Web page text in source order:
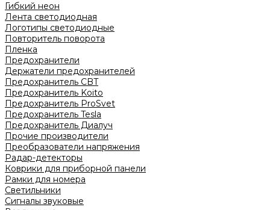
Гибкий неон
Лента светодиодная
Логотипы светодиодные
Повторитель поворота
Пленка
Предохранители
Держатели предохранителей
Предохранитель CBT
Предохранитель Koito
Предохранитель ProSvet
Предохранитель Tesla
Предохранитель Диалуч
Прочие производители
Преобразователи напряжения
Радар-детекторы
Коврики для приборной панели
Рамки для номера
Светильники
Сигналы звуковые